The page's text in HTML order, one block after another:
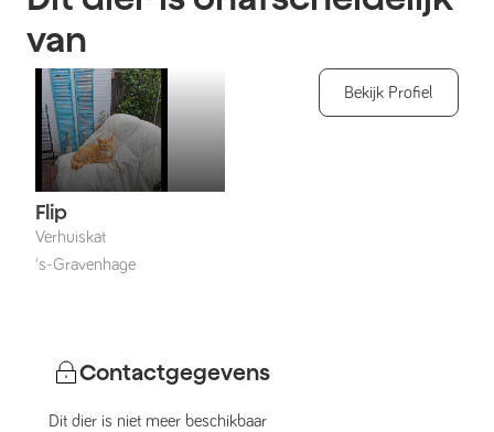
van
Flip
Verhuiskat
's-Gravenhage
Bekijk Profiel
Contactgegevens
Dit dier is niet meer beschikbaar